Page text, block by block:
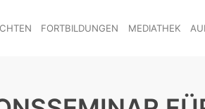
FORTBILDUNGEN MEDIATHEK